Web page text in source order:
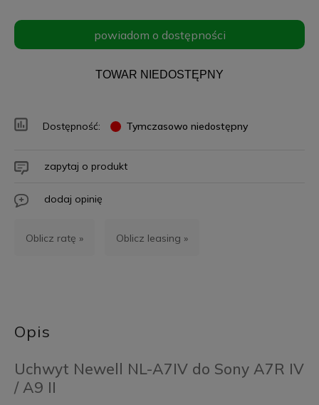
powiadom o dostępności
TOWAR NIEDOSTĘPNY
Dostępność: Tymczasowo niedostępny
zapytaj o produkt
dodaj opinię
Oblicz ratę » Oblicz leasing »
Opis
Uchwyt Newell NL-A7IV do Sony A7R IV
/ A9 II